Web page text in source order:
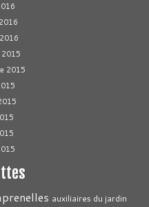
2015
auxiliaires du jardin